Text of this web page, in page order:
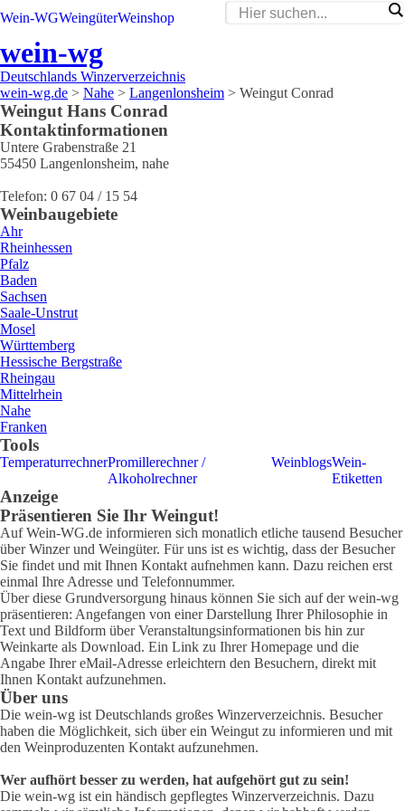
Wein-WGWeingüterWeinshop
wein-wg
Deutschlands Winzerverzeichnis
wein-wg.de > Nahe > Langenlonsheim > Weingut Conrad
Weingut Hans Conrad
Kontaktinformationen
Untere Grabenstraße 21
55450 Langenlonsheim, nahe
Telefon: 0 67 04 / 15 54
Weinbaugebiete
Ahr
Rheinhessen
Pfalz
Baden
Sachsen
Saale-Unstrut
Mosel
Württemberg
Hessische Bergstraße
Rheingau
Mittelrhein
Nahe
Franken
Tools
TemperaturrechnerPromillerechner /
Alkoholrechner
WeinblogsWein-
Etiketten
Anzeige
Präsentieren Sie Ihr Weingut!
Auf Wein-WG.de informieren sich monatlich etliche tausend Besucher
über Winzer und Weingüter. Für uns ist es wichtig, dass der Besucher
Sie findet und mit Ihnen Kontakt aufnehmen kann. Dazu reichen erst
einmal Ihre Adresse und Telefonnummer.
Über diese Grundversorgung hinaus können Sie sich auf der wein-wg
präsentieren: Angefangen von einer Darstellung Ihrer Philosophie in
Text und Bildform über Veranstaltungsinformationen bis hin zur
Weinkarte als Download. Ein Link zu Ihrer Homepage und die
Angabe Ihrer eMail-Adresse erleichtern den Besuchern, direkt mit
Ihnen Kontakt aufzunehmen.
Über uns
Die wein-wg ist Deutschlands großes Winzerverzeichnis. Besucher
haben die Möglichkeit, sich über ein Weingut zu informieren und mit
den Weinproduzenten Kontakt aufzunehmen.
Wer aufhört besser zu werden, hat aufgehört gut zu sein!
Die wein-wg ist ein händisch gepflegtes Winzerverzeichnis. Dazu